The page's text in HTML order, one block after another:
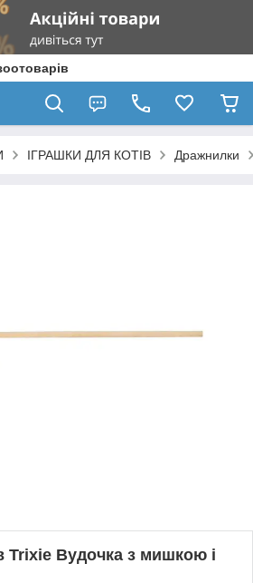
ІГРАШКИ ДЛЯ КОТІВ Дражнилки
Trixie Вудочка з мишкою і